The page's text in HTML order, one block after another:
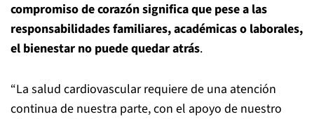
compromiso de corazón significa que pese a las
responsabilidades familiares, académicas o laborales,
el bienestar no puede quedar atrás.
“La salud cardiovascular requiere de una atención
continua de nuestra parte, con el apoyo de nuestro